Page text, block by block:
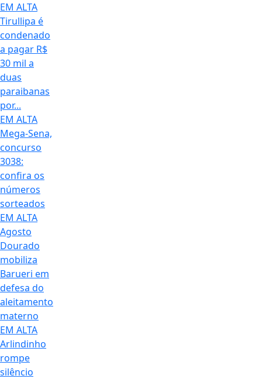
EM ALTA
Tirullipa é
condenado
a pagar R$
30 mil a
duas
paraibanas
por...
EM ALTA
Mega-Sena,
concurso
3038:
confira os
números
sorteados
EM ALTA
Agosto
Dourado
mobiliza
Barueri em
defesa do
aleitamento
materno
EM ALTA
Arlindinho
rompe
silêncio